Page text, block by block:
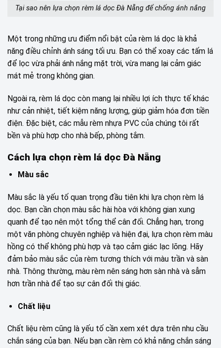
Tại sao nên lựa chọn rèm lá dọc Đà Nẵng để chống ánh nắng
Một trong những ưu điểm nổi bật của rèm lá dọc là khả
năng điều chỉnh ánh sáng tối ưu. Bạn có thể xoay các tấm lá
để lọc vừa phải ánh nắng mặt trời, vừa mang lại cảm giác
mát mẻ trong không gian.
Ngoài ra, rèm lá dọc còn mang lại nhiều lợi ích thực tế khác
như cản nhiệt, tiết kiệm năng lượng, giúp giảm hóa đơn tiền
điện. Đặc biệt, các mẫu rèm nhựa PVC của chúng tôi rất
bền và phù hợp cho nhà bếp, phòng tắm.
Cách lựa chọn rèm lá dọc Đà Nẵng
Màu sắc
Màu sắc là yếu tố quan trọng đầu tiên khi lựa chọn rèm lá
dọc. Bạn cần chọn màu sắc hài hòa với không gian xung
quanh để tạo nên một tổng thể cân đối. Chẳng hạn, trong
một văn phòng chuyên nghiệp và hiện đại, lựa chọn rèm màu
hồng có thể không phù hợp và tạo cảm giác lạc lõng. Hãy
đảm bảo màu sắc của rèm tương thích với màu trần và sàn
nhà. Thông thường, màu rèm nên sáng hơn sàn nhà và sẫm
hơn trần nhà để tạo sự cân đối thị giác.
Chất liệu
Chất liệu rèm cũng là yếu tố cần xem xét dựa trên nhu cầu
chắn sáng của bạn. Nếu bạn cần rèm có khả năng chắn sáng